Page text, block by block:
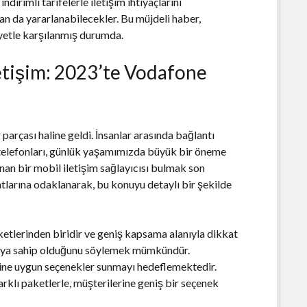
da yararlanabilecekler. Bu müjdeli haber,
karşılanmış durumda.
2023’te Vodafone
haline geldi. İnsanlar arasında bağlantı
günlük yaşamımızda büyük bir öneme
bir mobil iletişim sağlayıcısı bulmak son
odaklanarak, bu konuyu detaylı bir şekilde
biridir ve geniş kapsama alanıyla dikkat
sahip olduğunu söylemek mümkündür.
uygun seçenekler sunmayı hedeflemektedir.
paketlerle, müşterilerine geniş bir seçenek